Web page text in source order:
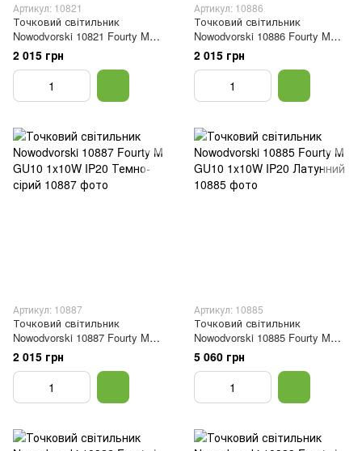
Артикул: 10821
Точковий світильник
Nowodvorski 10821 Fourty M
GU10 1x10W IP20 Чорний
2 015 грн
Артикул: 10886
Точковий світильник
Nowodvorski 10886 Fourty M
GU10 1x10W IP20 Світло-сірий
2 015 грн
Артикул: 10887
Точковий світильник
Nowodvorski 10887 Fourty M
GU10 1x10W IP20 Темно-сірий
2 015 грн
Артикул: 10885
Точковий світильник
Nowodvorski 10885 Fourty M
GU10 1x10W IP20 Латунний
5 060 грн